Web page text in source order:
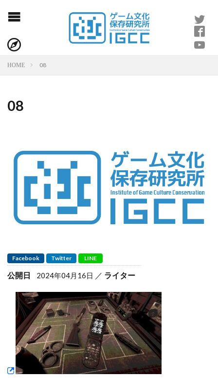
HOME 08
08
Facebook Twitter LINE
公開日 2024年04月16日 ライター